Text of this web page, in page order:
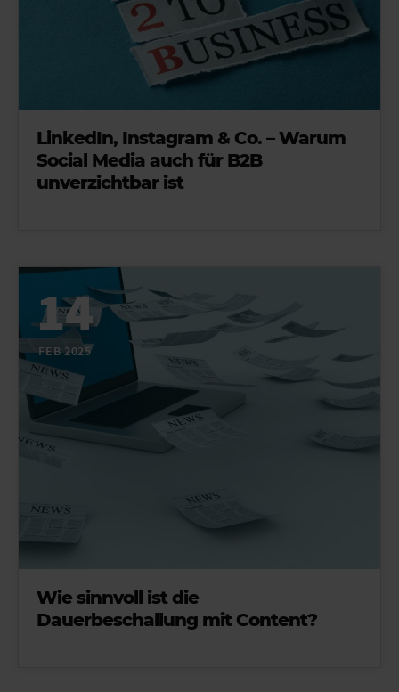
LinkedIn, Instagram & Co. – Warum
Social Media auch für B2B
unverzichtbar ist
14
FEB 2025
Wie sinnvoll ist die
Dauerbeschallung mit Content?